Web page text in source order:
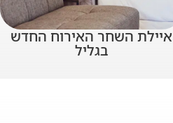
איילת השחר האירוח החדש
בגליל